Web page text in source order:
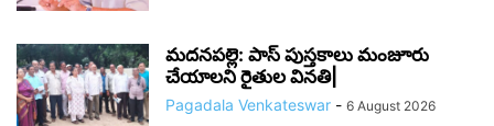
మదనపల్లె: పాస్‌ పుస్తకాలు మంజూరు
చేయాలని రైతుల వినతి|
Pagadala Venkateswar - 6 August 2026